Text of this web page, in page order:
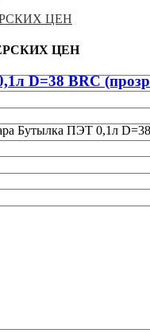
ЦЕН
ЦЕН
D=38 BRC
Бутылка ПЭТ 0,1л